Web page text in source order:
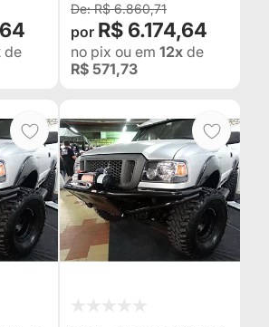
de
R$ 6.860,71
R$ 6.174,64
no pix ou em 12x de
R$ 571,73